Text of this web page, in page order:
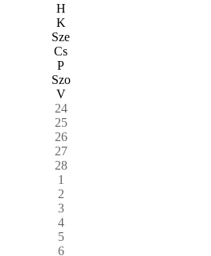
H
K
Sze
Cs
P
Szo
V
24
25
26
27
28
1
2
3
4
5
6